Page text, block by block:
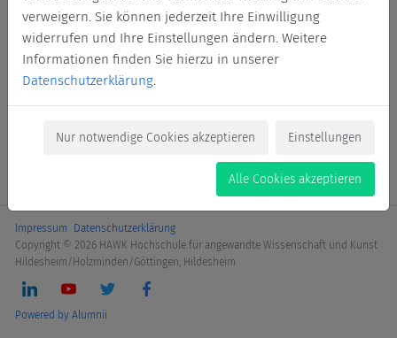
Impressum
Datenschutzerklärung
Copyright © 2026 HAWK Hochschule für angewandte Wissenschaft und Kunst
Hildesheim/Holzminden/Göttingen, Hildesheim
Powered by Alumnii
verweigern. Sie können jederzeit Ihre Einwilligung
widerrufen und Ihre Einstellungen ändern. Weitere
Informationen finden Sie hierzu in unserer
Datenschutzerklärung.
Nur notwendige Cookies akzeptieren Einstellungen
Alle Cookies akzeptieren